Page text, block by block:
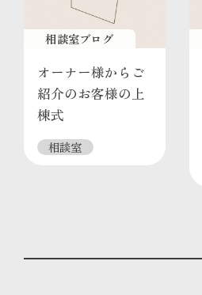
相談室ブログ
オーナー様からご
紹介のお客様の上
棟式
相談室